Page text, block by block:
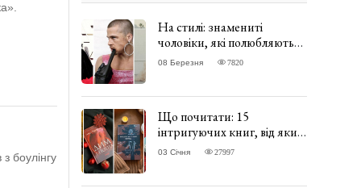
боулінгу
На стилі: знамениті
чоловіки, які полюбляють
одягати сукні. ФОТО
08 Березня 7820
Що почитати: 15
інтригуючих книг, від яких
важко відірватись. ФОТО
03 Січня 27997